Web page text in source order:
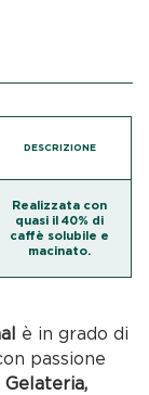
DESCRIZIONE
Realizzata con
quasi il 40% di
caffè solubile e
macinato.
è in grado di
passione
Gelateria,